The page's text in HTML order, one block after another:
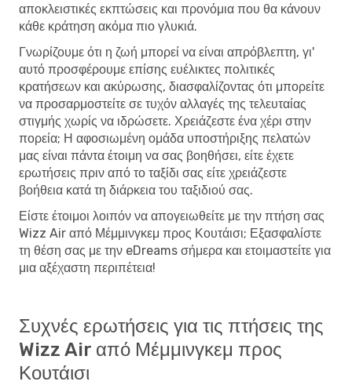
αποκλειστικές εκπτώσεις και προνόμια που θα κάνουν
κάθε κράτηση ακόμα πιο γλυκιά.
Γνωρίζουμε ότι η ζωή μπορεί να είναι απρόβλεπτη, γι'
αυτό προσφέρουμε επίσης ευέλικτες πολιτικές
κρατήσεων και ακύρωσης, διασφαλίζοντας ότι μπορείτε
να προσαρμοστείτε σε τυχόν αλλαγές της τελευταίας
στιγμής χωρίς να ιδρώσετε. Χρειάζεστε ένα χέρι στην
πορεία; Η αφοσιωμένη ομάδα υποστήριξης πελατών
μας είναι πάντα έτοιμη να σας βοηθήσει, είτε έχετε
ερωτήσεις πριν από το ταξίδι σας είτε χρειάζεστε
βοήθεια κατά τη διάρκεια του ταξιδιού σας.
Είστε έτοιμοι λοιπόν να απογειωθείτε με την πτήση σας
Wizz Air από Μέμμινγκεμ προς Κουτάισι; Εξασφαλίστε
τη θέση σας με την eDreams σήμερα και ετοιμαστείτε για
μια αξέχαστη περιπέτεια!
Συχνές ερωτήσεις για τις πτήσεις της
Wizz Air από Μέμμινγκεμ προς
Κουτάισι